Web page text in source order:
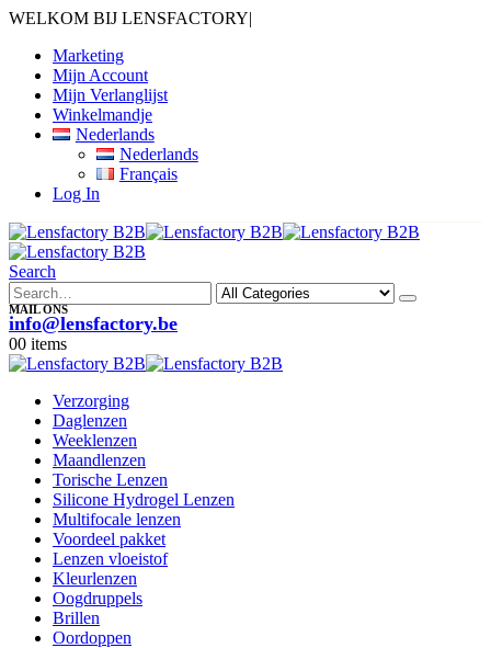
WELKOM BIJ LENSFACTORY|
Marketing
Mijn Account
Mijn Verlanglijst
Winkelmandje
Nederlands
Nederlands
Français
Log In
Search
MAIL ONS
info@lensfactory.be
00 items
Verzorging
Daglenzen
Weeklenzen
Maandlenzen
Torische Lenzen
Silicone Hydrogel Lenzen
Multifocale lenzen
Voordeel pakket
Lenzen vloeistof
Kleurlenzen
Oogdruppels
Brillen
Oordoppen